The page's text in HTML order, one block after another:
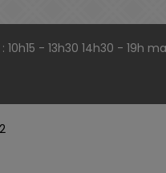
10h15 - 13h30 14h30 - 19h